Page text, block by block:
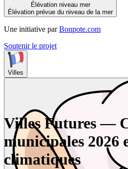
Élévation niveau mer
Élévation prévue du niveau de la mer
Une initiative par Bonpote.com
Soutenir le projet
Villes
Villes Futures —
municipales 2026
climatiques